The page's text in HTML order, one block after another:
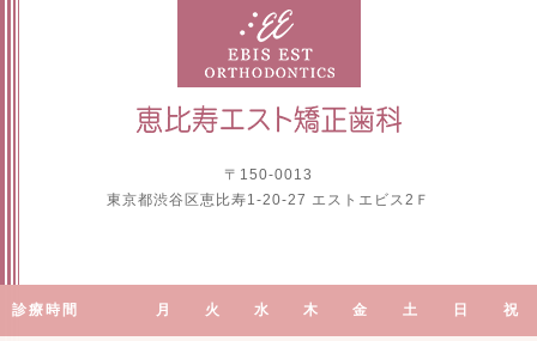
〒150-0013
東京都渋谷区恵比寿1-20-27 エストエビス2Ｆ
診療時間 月 火 水 木 金 土 日 祝